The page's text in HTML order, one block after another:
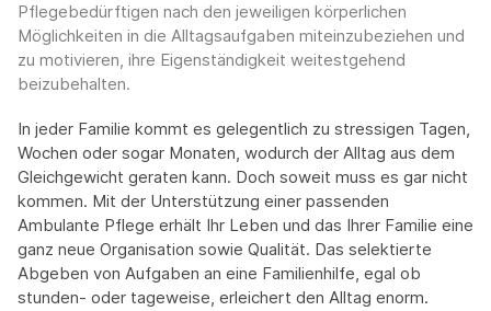
Pflegebedürftigen nach den jeweiligen körperlichen
Möglichkeiten in die Alltagsaufgaben miteinzubeziehen und
zu motivieren, ihre Eigenständigkeit weitestgehend
beizubehalten.
In jeder Familie kommt es gelegentlich zu stressigen Tagen,
Wochen oder sogar Monaten, wodurch der Alltag aus dem
Gleichgewicht geraten kann. Doch soweit muss es gar nicht
kommen. Mit der Unterstützung einer passenden
Ambulante Pflege erhält Ihr Leben und das Ihrer Familie eine
ganz neue Organisation sowie Qualität. Das selektierte
Abgeben von Aufgaben an eine Familienhilfe, egal ob
stunden- oder tageweise, erleichert den Alltag enorm.